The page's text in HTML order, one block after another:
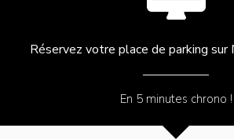
Réservez votre place de parking sur
En 5 minutes chrono !